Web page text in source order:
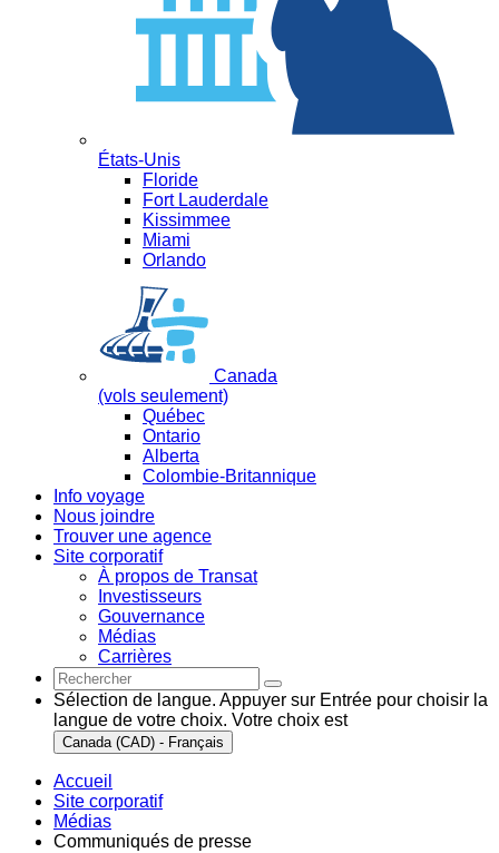
États-Unis
Floride
Fort Lauderdale
Kissimmee
Miami
Orlando
Canada
(vols seulement)
Québec
Ontario
Alberta
Colombie-Britannique
Info voyage
Nous joindre
Trouver une agence
Site corporatif
À propos de Transat
Investisseurs
Gouvernance
Médias
Carrières
Sélection de langue. Appuyer sur Entrée pour choisir la
langue de votre choix. Votre choix est
Canada (CAD) - Français
Accueil
Site corporatif
Médias
Communiqués de presse